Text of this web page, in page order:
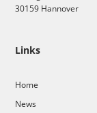
Links
Home
News
30159 Hannover